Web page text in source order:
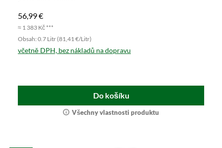
56,99 €
≈ 1 383 Kč ***
Obsah: 0.7 Litr (81,41 €/Litr)
včetně DPH, bez nákladů na dopravu
Do košíku
Všechny vlastnosti produktu